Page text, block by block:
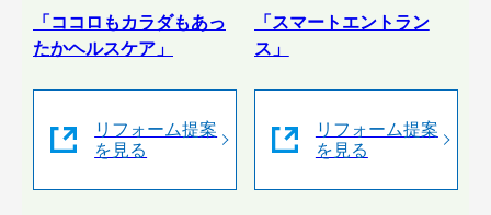
「ココロもカラダもあっ
たかヘルスケア」
リフォーム提案
を見る
「スマートエントラン
ス」
リフォーム提案
を見る